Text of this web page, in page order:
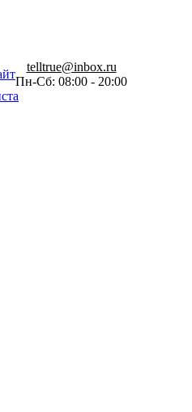
telltrue@inbox.ru
Пн-Сб: 08:00 - 20:00